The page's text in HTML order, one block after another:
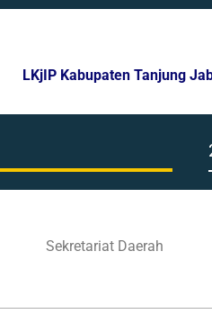
Sekretariat Daerah